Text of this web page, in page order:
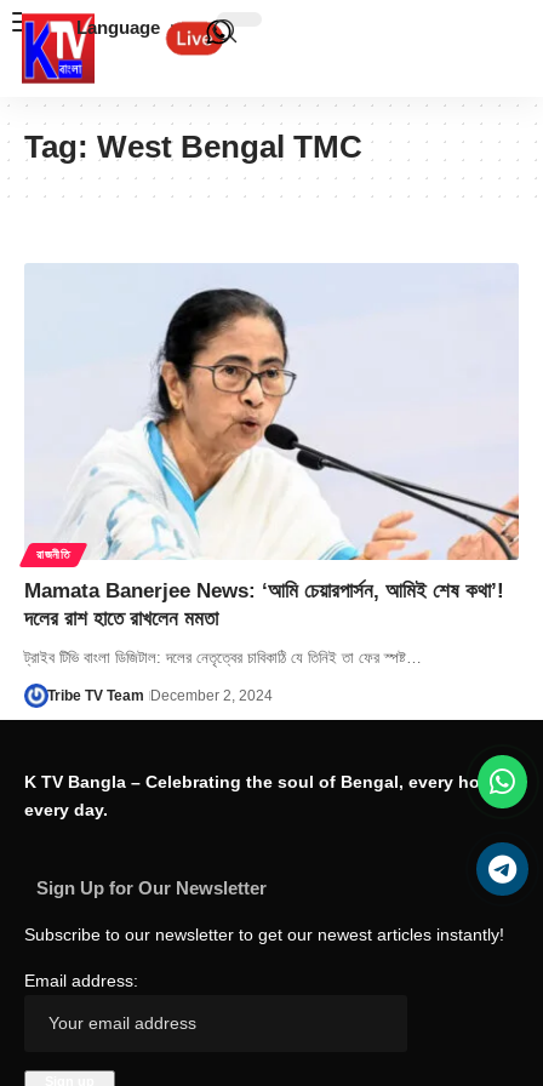
Language
Tag: West Bengal TMC
রাজনীতি
Mamata Banerjee News: ‘আমি চেয়ারপার্সন, আমিই শেষ কথা’!
দলের রাশ হাতে রাখলেন মমতা
ট্রাইব টিভি বাংলা ডিজিটাল: দলের নেতৃত্বের চাবিকাঠি যে তিনিই তা ফের স্পষ্ট…
Tribe TV Team December 2, 2024
K TV Bangla – Celebrating the soul of Bengal, every hour,
every day.
Sign Up for Our Newsletter
Subscribe to our newsletter to get our newest articles instantly!
Email address: